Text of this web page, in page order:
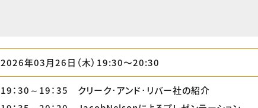
2026年03月26日（木）19:30〜20:30
19：30～19：35 クリーク･アンド･リバー社の紹介